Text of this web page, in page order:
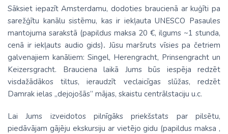
Sāksiet iepazīt Amsterdamu, dodoties braucienā ar kuģīti pa
sarežģītu kanālu sistēmu, kas ir iekļauta UNESCO Pasaules
mantojuma sarakstā (papildus maksa 20 €, ilgums ~1 stunda,
cenā ir iekļauts audio gids). Jūsu maršruts vīsies pa četriem
galvenajiem kanāliem: Singel, Herengracht, Prinsengracht un
Keizersgracht. Brauciena laikā Jums būs iespēja redzēt
visdažādākos tiltus, ieraudzīt veclaicīgas slūžas, redzēt
Damrak ielas „dejojošās” mājas, skaistu centrālstaciju u.c.
Lai Jums izveidotos pilnīgāks priekšstats par pilsētu,
piedāvājam gājēju ekskursiju ar vietējo gidu (papildus maksa ,